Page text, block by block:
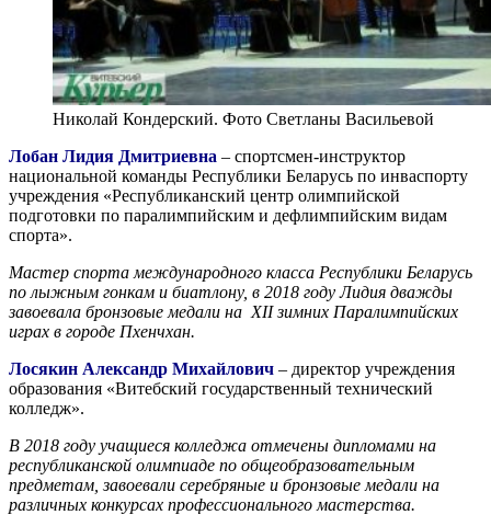
Николай Кондерский. Фото Светланы Васильевой
Лобан Лидия Дмитриевна – спортсмен-инструктор
национальной команды Республики Беларусь по инваспорту
учреждения «Республиканский центр олимпийской
подготовки по паралимпийским и дефлимпийским видам
спорта».
Мастер спорта международного класса Республики Беларусь
по лыжным гонкам и биатлону, в 2018 году Лидия дважды
завоевала бронзовые медали на ХII зимних Паралимпийских
играх в городе Пхенчхан.
Лосякин Александр Михайлович – директор учреждения
образования «Витебский государственный технический
колледж».
В 2018 году учащиеся колледжа отмечены дипломами на
республиканской олимпиаде по общеобразовательным
предметам, завоевали серебряные и бронзовые медали на
различных конкурсах профессионального мастерства.